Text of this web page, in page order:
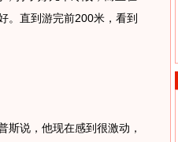
。直到游完前200米，看到
说，他现在感到很激动，